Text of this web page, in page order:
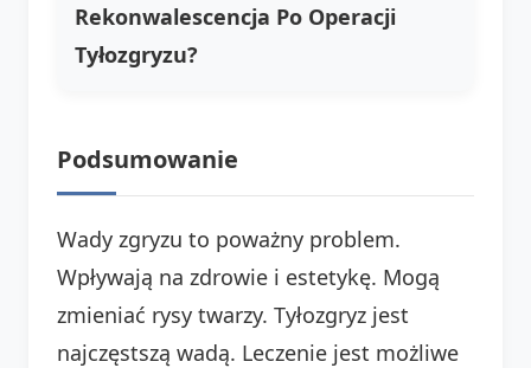
Rekonwalescencja Po Operacji
Tyłozgryzu?
Podsumowanie
Wady zgryzu to poważny problem.
Wpływają na zdrowie i estetykę. Mogą
zmieniać rysy twarzy. Tyłozgryz jest
najczęstszą wadą. Leczenie jest możliwe